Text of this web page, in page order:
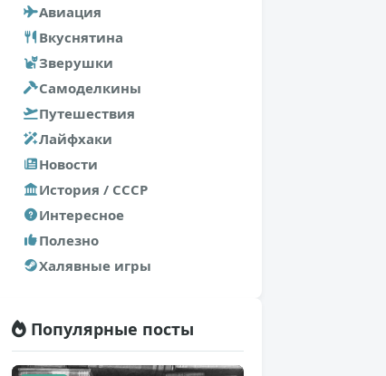
Авиация
Вкуснятина
Зверушки
Самоделкины
Путешествия
Лайфхаки
Новости
История / СССР
Интересное
Полезно
Халявные игры
Популярные посты